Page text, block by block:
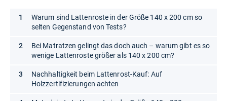
Warum sind Lattenroste in der Größe 140 x 200 cm so
selten Gegenstand von Tests?
Bei Matratzen gelingt das doch auch – warum gibt es so
wenige Lattenroste größer als 140 x 200 cm?
Nachhaltigkeit beim Lattenrost-Kauf: Auf
Holzzertifizierungen achten